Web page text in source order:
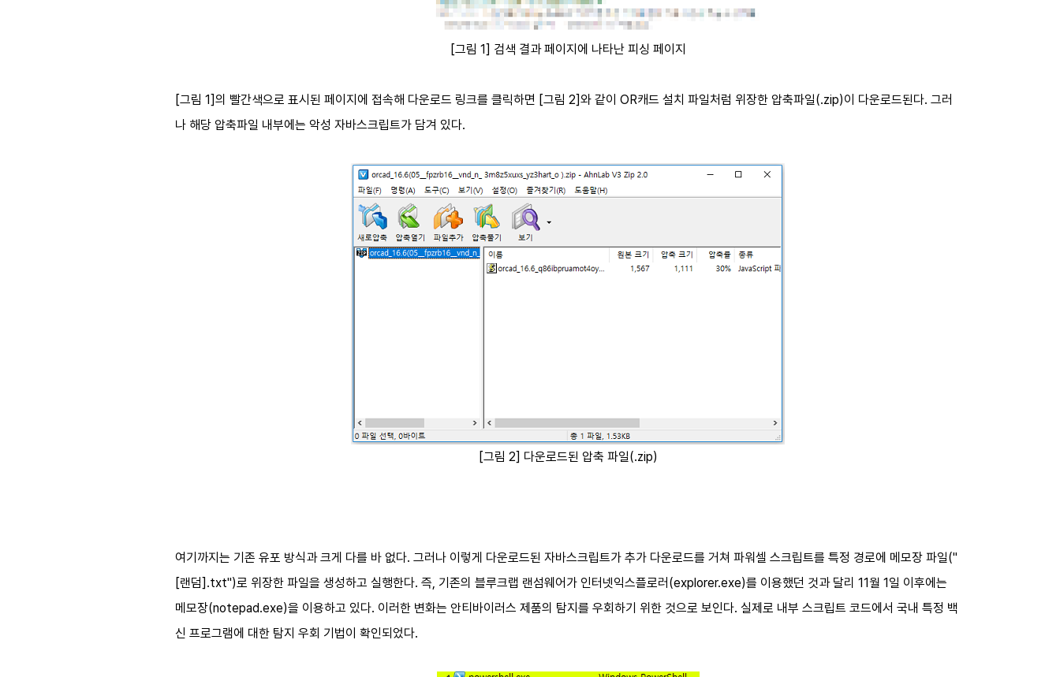
[그림 1] 검색 결과 페이지에 나타난 피싱 페이지
[그림 1]의 빨간색으로 표시된 페이지에 접속해 다운로드 링크를 클릭하면 [그림 2]와 같이 OR캐드 설치 파일처럼 위장한 압축파일(.zip)이 다운로드된다. 그러
나 해당 압축파일 내부에는 악성 자바스크립트가 담겨 있다.
[그림 2] 다운로드된 압축 파일(.zip)
여기까지는 기존 유포 방식과 크게 다를 바 없다. 그러나 이렇게 다운로드된 자바스크립트가 추가 다운로드를 거쳐 파워셀 스크립트를 특정 경로에 메모장 파일("
[랜덤].txt")로 위장한 파일을 생성하고 실행한다. 즉, 기존의 블루크랩 랜섬웨어가 인터넷익스플로러(explorer.exe)를 이용했던 것과 달리 11월 1일 이후에는
메모장(notepad.exe)을 이용하고 있다. 이러한 변화는 안티바이러스 제품의 탐지를 우회하기 위한 것으로 보인다. 실제로 내부 스크립트 코드에서 국내 특정 백
신 프로그램에 대한 탐지 우회 기법이 확인되었다.